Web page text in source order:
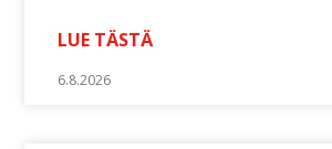
LUE TÄSTÄ
6.8.2026